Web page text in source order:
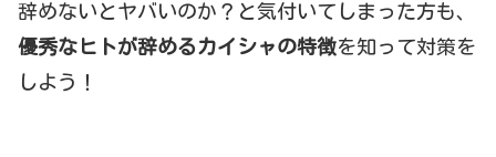
辞めないとヤバいのか？と気付いてしまった方も、
優秀なヒトが辞めるカイシャの特徴を知って対策を
しよう！